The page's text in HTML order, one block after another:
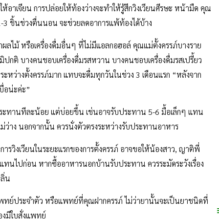
จียน การปล่อยให้ท้องว่างจะทำให้รู้สึกวิงเวียนศีรษะ หน้ามืด คุณ
ชิ้นช่วงตื่นนอน จะช่วยลดอาการแพ้ท้องได้บ้าง
หรือเครื่องดื่มอื่นๆ ที่ไม่มีแอลกอฮอล์ คุณแม่ตั้งครรภ์บางราย
กติ บางคนชอบเครื่องดื่มรสหวาน บางคนชอบเครื่องดื่มรสเปรี้ยว
ว่างตั้งครรภ์มาก แทบจะดื่มทุกวันในช่วง 3 เดือนแรก “หลังจาก
อน่ะค่ะ”
นทีละน้อย แต่บ่อยขึ้น เช่นอาจรับประทาน 5-6 มื้อเล็กๆ แทน
าง นอกจากนั้น ควรนั่งตัวตรงระหว่างรับประทานอาหาร
เวียนในระยะแรกของการตั้งครรภ์ อาจขอให้น้องสาว, ญาติพี่
นไปก่อน หากซื้ออาหารนอกบ้านรับประทาน ควรระมัดระวังเรื่อง
น
ระจำตัว หรือแพทย์ที่คุณฝากครรภ์ ไม่ว่ายานั้นจะเป็นยาชนิดที่
มีใบสั่งแพทย์